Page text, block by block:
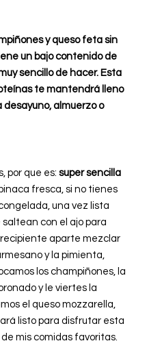
y queso feta sin
un bajo contenido de
sencillo de hacer. Esta
te mantendrá lleno
desayuno, almuerzo o
por que es: super sencilla
fresca, si no tienes
una vez lista
saltean con el ajo para
aparte mezclar
y la pimienta,
los champiñones, la
y le viertes la
el queso mozzarella,
listo para disfrutar esta
mis comidas favoritas.